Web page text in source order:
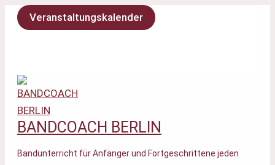
Zum
Inhalt
Veranstaltungskalender
BANDCOACH BERLIN
Bandunterricht für Anfänger und Fortgeschrittene jeden